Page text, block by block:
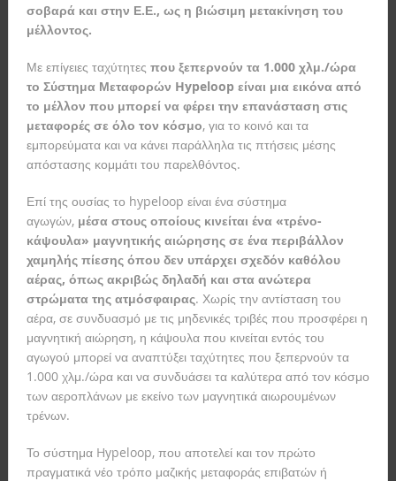
σοβαρά και στην Ε.Ε., ως η βιώσιμη μετακίνηση του
μέλλοντος.
Με επίγειες ταχύτητες που ξεπερνούν τα 1.000 χλμ./ώρα
το Σύστημα Μεταφορών Hypeloop είναι μια εικόνα από
το μέλλον που μπορεί να φέρει την επανάσταση στις
μεταφορές σε όλο τον κόσμο, για το κοινό και τα
εμπορεύματα και να κάνει παράλληλα τις πτήσεις μέσης
απόστασης κομμάτι του παρελθόντος.
Επί της ουσίας το hypeloop είναι ένα σύστημα
αγωγών, μέσα στους οποίους κινείται ένα «τρένο-
κάψουλα» μαγνητικής αιώρησης σε ένα περιβάλλον
χαμηλής πίεσης όπου δεν υπάρχει σχεδόν καθόλου
αέρας, όπως ακριβώς δηλαδή και στα ανώτερα
στρώματα της ατμόσφαιρας. Χωρίς την αντίσταση του
αέρα, σε συνδυασμό με τις μηδενικές τριβές που προσφέρει η
μαγνητική αιώρηση, η κάψουλα που κινείται εντός του
αγωγού μπορεί να αναπτύξει ταχύτητες που ξεπερνούν τα
1.000 χλμ./ώρα και να συνδυάσει τα καλύτερα από τον κόσμο
των αεροπλάνων με εκείνο των μαγνητικά αιωρουμένων
τρένων.
Το σύστημα Hypeloop, που αποτελεί και τον πρώτο
πραγματικά νέο τρόπο μαζικής μεταφοράς επιβατών ή